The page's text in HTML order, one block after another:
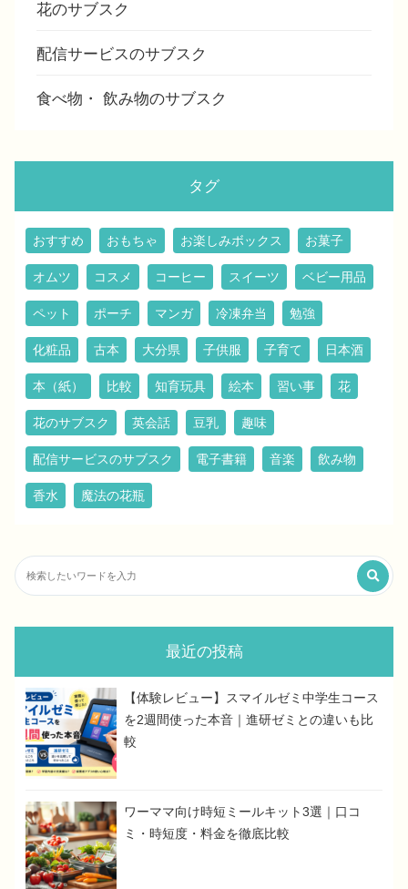
花のサブスク
配信サービスのサブスク
食べ物・ 飲み物のサブスク
タグ
おすすめ おもちゃ お楽しみボックス お菓子
オムツ コスメ コーヒー スイーツ ベビー用品
ペット ポーチ マンガ 冷凍弁当 勉強
化粧品 古本 大分県 子供服 子育て 日本酒
本（紙） 比較 知育玩具 絵本 習い事 花
花のサブスク 英会話 豆乳 趣味
配信サービスのサブスク 電子書籍 音楽 飲み物
香水 魔法の花瓶
最近の投稿
【体験レビュー】スマイルゼミ中学生コース
を2週間使った本音｜進研ゼミとの違いも比
較
ワーママ向け時短ミールキット3選｜口コ
ミ・時短度・料金を徹底比較